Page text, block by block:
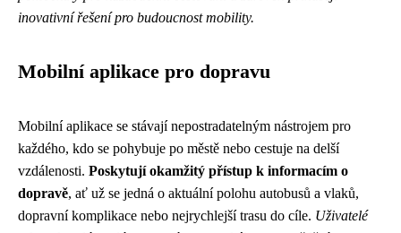
inovativní řešení pro budoucnost mobility.
Mobilní aplikace pro dopravu
Mobilní aplikace se stávají nepostradatelným nástrojem pro
každého, kdo se pohybuje po městě nebo cestuje na delší
vzdálenosti. Poskytují okamžitý přístup k informacím o
dopravě, ať už se jedná o aktuální polohu autobusů a vlaků,
dopravní komplikace nebo nejrychlejší trasu do cíle. Uživatelé